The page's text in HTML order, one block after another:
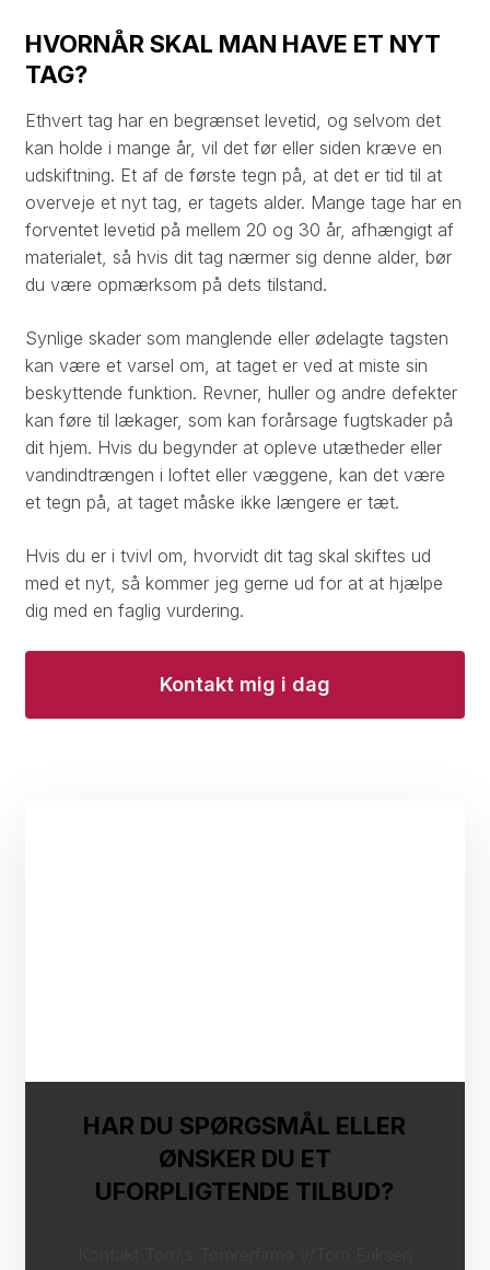
HVORNÅR SKAL MAN HAVE ET NYT
TAG?
Ethvert tag har en begrænset levetid, og selvom det
kan holde i mange år, vil det før eller siden kræve en
udskiftning. Et af de første tegn på, at det er tid til at
overveje et nyt tag, er tagets alder. Mange tage har en
forventet levetid på mellem 20 og 30 år, afhængigt af
materialet, så hvis dit tag nærmer sig denne alder, bør
du være opmærksom på dets tilstand.​
Synlige skader som manglende eller ødelagte tagsten
kan være et varsel om, at taget er ved at miste sin
beskyttende funktion. Revner, huller og andre defekter
kan føre til lækager, som kan forårsage fugtskader på
dit hjem. Hvis du begynder at opleve utætheder eller
vandindtrængen i loftet eller væggene, kan det være
et tegn på, at taget måske ikke længere er tæt.​
Hvis du er i tvivl om, hvorvidt dit tag skal skiftes ud
med et nyt, så kommer jeg gerne ud for at at hjælpe
dig med en faglig vurdering.
Kontakt mig i dag
HAR DU SPØRGSMÅL ELLER
ØNSKER DU ET
UFORPLIGTENDE TILBUD?